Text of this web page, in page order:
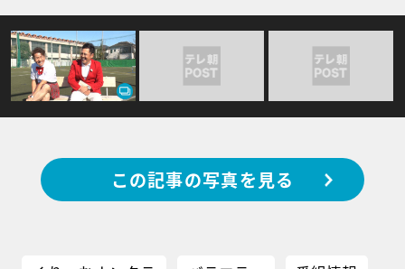
この記事の写真を見る